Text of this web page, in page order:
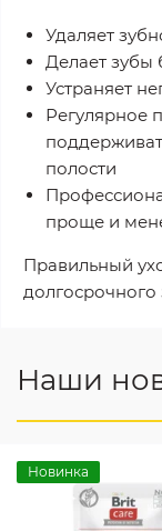
Удаляет
Делает
Устраняет
Регулярное
полости
проще и
Правильный
Наши
Новинка